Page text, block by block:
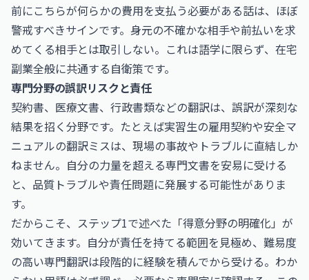
前にこちらが何らかの費用を支払う必要がある話は、ほぼ
警戒すべきサインです。身元の不確かな相手や前払いを求
めてくる相手とは取引しない。これは語学に限らず、在宅
副業全般に共通する自衛策です。
専門分野の誤訳リスクと責任
契約書、医療文書、行政書類などの翻訳は、誤訳が深刻な
結果を招く分野です。たとえば実習生の雇用契約や安全マ
ニュアルの翻訳ミスは、現場の事故やトラブルに直結しか
ねません。自分の力量を超える専門文書を安易に受ける
と、品質トラブルや責任問題に発展する可能性がありま
す。
だからこそ、ステップ1で述べた「得意分野の明確化」が
効いてきます。自分が責任を持てる範囲を見極め、難易度
の高い専門翻訳は段階的に経験を積んでから受ける。わか